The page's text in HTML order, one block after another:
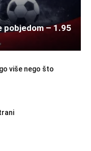
pobjedom – 1.95
više nego što